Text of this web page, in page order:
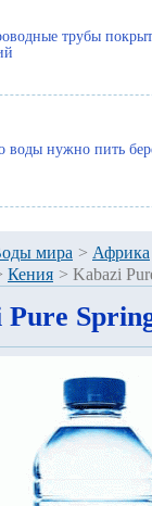
трубы
воды нужно пить
мира > Африка
Кения > Kabazi
Pure